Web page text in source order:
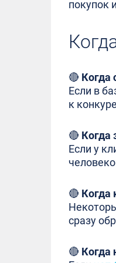
покупок
🔴 Когда
Если в
к
🔴 Когда
Если у
🔴 Когда
сразу
🔴 Когда